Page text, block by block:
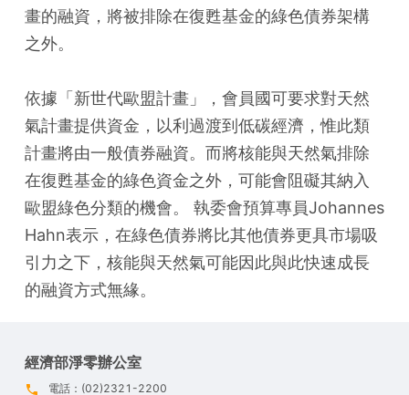
畫的融資，將被排除在復甦基金的綠色債券架構
之外。
依據「新世代歐盟計畫」，會員國可要求對天然
氣計畫提供資金，以利過渡到低碳經濟，惟此類
計畫將由一般債券融資。而將核能與天然氣排除
在復甦基金的綠色資金之外，可能會阻礙其納入
歐盟綠色分類的機會。 執委會預算專員Johannes
Hahn表示，在綠色債券將比其他債券更具市場吸
引力之下，核能與天然氣可能因此與此快速成長
的融資方式無緣。
經濟部淨零辦公室
電話：(02)2321-2200